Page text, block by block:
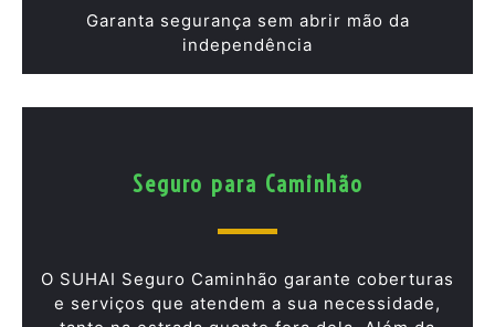
Garanta segurança sem abrir mão da
independência
Seguro para Caminhão
O SUHAI Seguro Caminhão garante coberturas
e serviços que atendem a sua necessidade,